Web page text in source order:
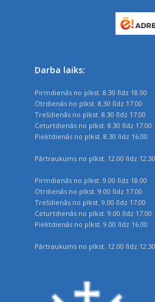
Darba laiks:
Pirmdienās no plkst. 8.30 līdz 18.00
Otrdienās no plkst. 8.30 līdz 17.00
Trešdienās no plkst. 8.30 līdz 17.00
Ceturtdienās no plkst. 8.30 līdz 17.00
Piektdienās no plkst. 8.30 līdz 16.00
Pārtraukums no plkst. 12.00 līdz 12.30
Pirmdienās no plkst. 9.00 līdz 18.00
Otrdienās no plkst. 9.00 līdz 17.00
Trešdienās no plkst. 9.00 līdz 17.00
Ceturtdienās no plkst. 9.00 līdz 17.00
Piektdienās no plkst. 9.00 līdz 16.00
Pārtraukums no plkst. 12.00 līdz 12.30